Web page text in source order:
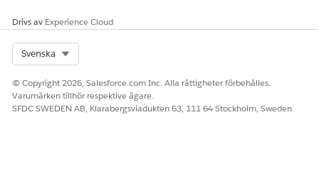
LÖSTE DENNA ARTIKEL DITT PROBLEM?
Berätta för oss vad vi kan förbättra!
Drivs av Experience Cloud
Svenska
© Copyright 2026, Salesforce.com Inc. Alla rättigheter förbehålles.
Varumärken tillhör respektive ägare.
SFDC SWEDEN AB, Klarabergsviadukten 63, 111 64 Stockholm, Sweden